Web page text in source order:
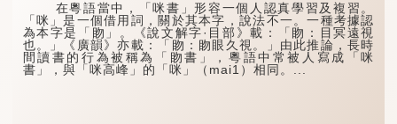
在粵語當中，「咪書」形容一個人認真學習及複習。
「咪」是一個借用詞，關於其本字，說法不一。一種考據認
為本字是「䀛」。《說文解字·目部》載：「䀛：目冥遠視
也。」《廣韻》亦載：「䀛：䀛眼久視。」由此推論，長時
間讀書的行為被稱為「䀛書」，粵語中常被人寫成「咪
書」，與「咪高峰」的「咪」（mai1）相同。...